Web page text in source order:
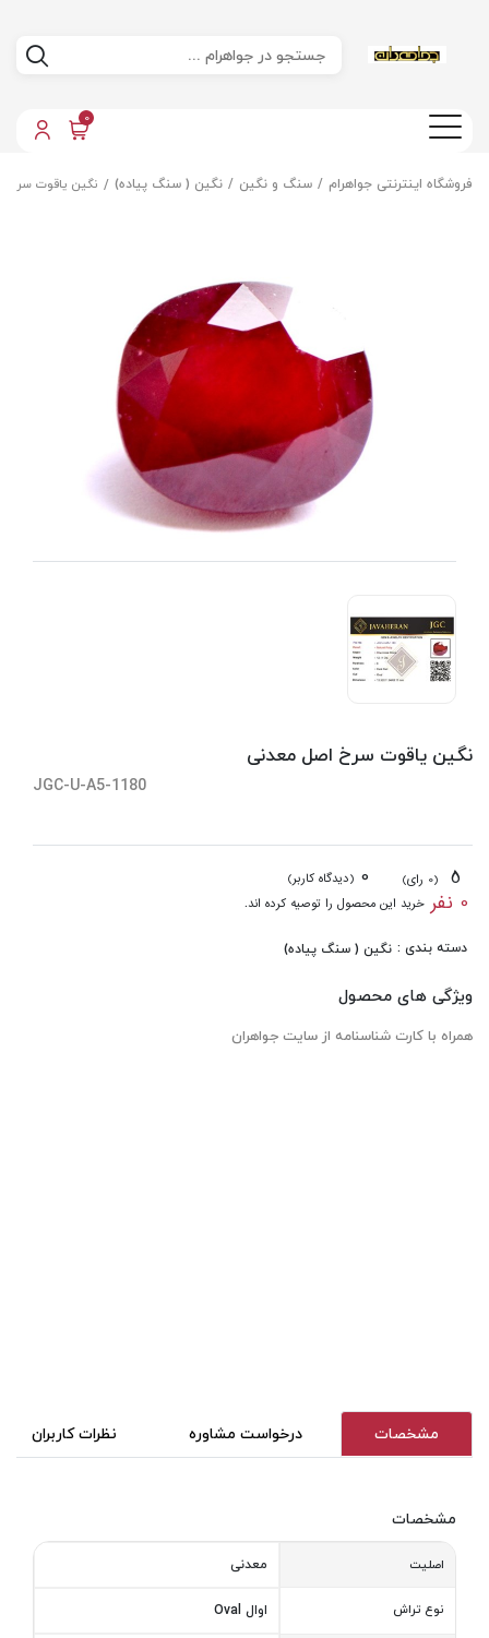
0
فروشگاه اینترنتی جواهرام سنگ و نگین نگین ( سنگ پیاده) نگین یاقوت سرخ
نگین یاقوت سرخ اصل معدنی
JGC-U-A5-1180
(0 رای) 0 (دیدگاه کاربر)
0 نفر خرید این محصول را توصیه کرده اند.
دسته بندی : نگین ( سنگ پیاده)
ویژگی های محصول
همراه با کارت شناسنامه از سایت جواهران
مشخصات درخواست مشاوره نظرات کاربران
مشخصات
اصلیت معدنی
نوع تراش اوال Oval